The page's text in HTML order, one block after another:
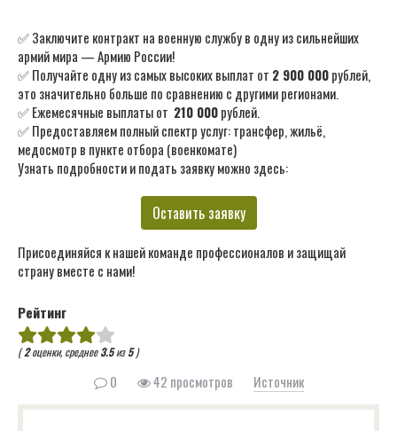
✅ Заключите контракт на военную службу в одну из сильнейших
армий мира — Армию России!
✅ Получайте одну из самых высоких выплат от 2 900 000рублей,
это значительно больше по сравнению с другими регионами.
✅ Ежемесячные выплаты от 210 000рублей.
✅ Предоставляем полный спектр услуг: трансфер, жильё,
медосмотр в пункте отбора (военкомате)
Узнать подробности и подать заявку можно здесь:
Оставить заявку
Присоединяйся к нашей команде профессионалов и защищай
страну вместе с нами!
Рейтинг
(2оценки, среднее3.5из5)
0 42 просмотров Источник